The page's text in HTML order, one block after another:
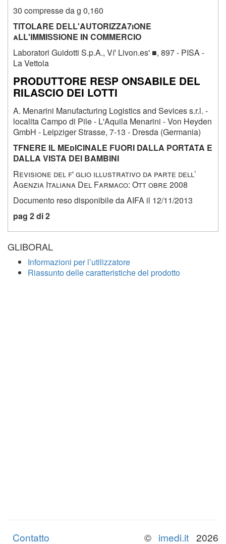
30 compresse da g 0,160
TITOLARE DELL'AUTORIZZA7iONE
aLL'IMMISSIONE IN COMMERCIO
Laboratori Guidotti S.p.A., Ví' Livon.es' ■, 897 - PISA -
La Vettola
PRODUTTORE RESP ONSABILE DEL
RILASCIO DEI LOTTI
A. Menarini Manufacturing Logistics and Sevices s.r.l. -
localita Campo di Pile - L'Aquila Menarini - Von Heyden
GmbH - Leipziger Strasse, 7-13 - Dresda (Germania)
TFNERE IL MEdICINALE FUORI DALLA PORTATA E
DALLA VISTA DEI BAMBINI
Revisione del f' glio illustrativo da parte dell’
Agenzia Italiana Del Farmaco: Ott obre 2008
Documento reso disponibile da AIFA il 12/11/2013
pag 2 di 2
GLIBORAL
Informazioni per l’utilizzatore
Riassunto delle caratteristiche del prodotto
© imedi.it 2026
Contatto